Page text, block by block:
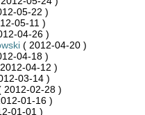
05-22 )
05-11 )
04-26 )
( 2012-04-20 )
04-18 )
04-12 )
03-14 )
2012-02-28 )
01-16 )
01-01 )